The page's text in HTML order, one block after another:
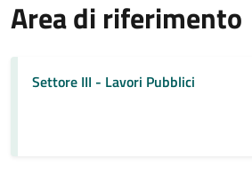
Area di riferimento
Settore III - Lavori Pubblici